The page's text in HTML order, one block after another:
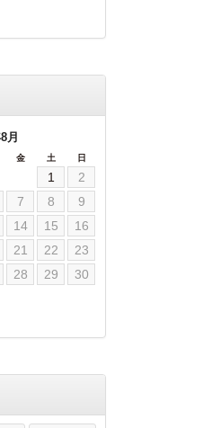
月
金 土 日
1
2
7 8
9
14 15
16
21 22
23
28 29
30